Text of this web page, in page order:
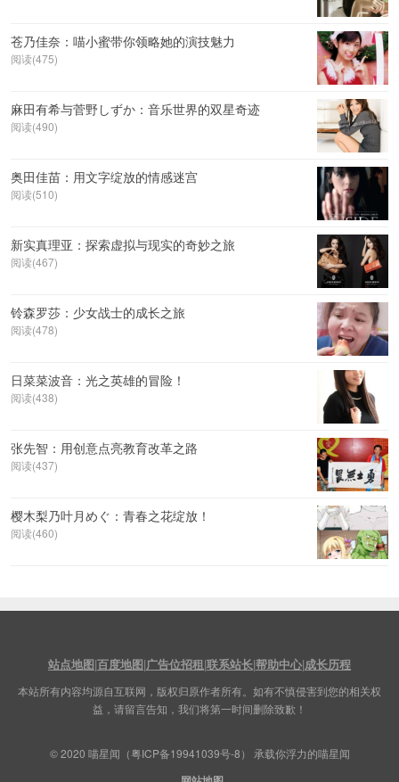
苍乃佳奈：喵小蜜带你领略她的演技魅力
阅读(475)
麻田有希与菅野しずか：音乐世界的双星奇迹
阅读(490)
奥田佳苗：用文字绽放的情感迷宫
阅读(510)
新实真理亚：探索虚拟与现实的奇妙之旅
阅读(467)
铃森罗莎：少女战士的成长之旅
阅读(478)
日菜菜波音：光之英雄的冒险！
阅读(438)
张先智：用创意点亮教育改革之路
阅读(437)
樱木梨乃叶月めぐ：青春之花绽放！
阅读(460)
站点地图|百度地图|广告位招租|联系站长|帮助中心|成长历程
本站所有内容均源自互联网，版权归原作者所有。如有不慎侵害到您的相关权
益，请留言告知，我们将第一时间删除致歉！
© 2020 喵星闻 （粤ICP备19941039号-8） 承载你浮力的喵星闻